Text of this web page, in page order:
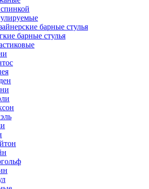
барные стулья
барные стулья